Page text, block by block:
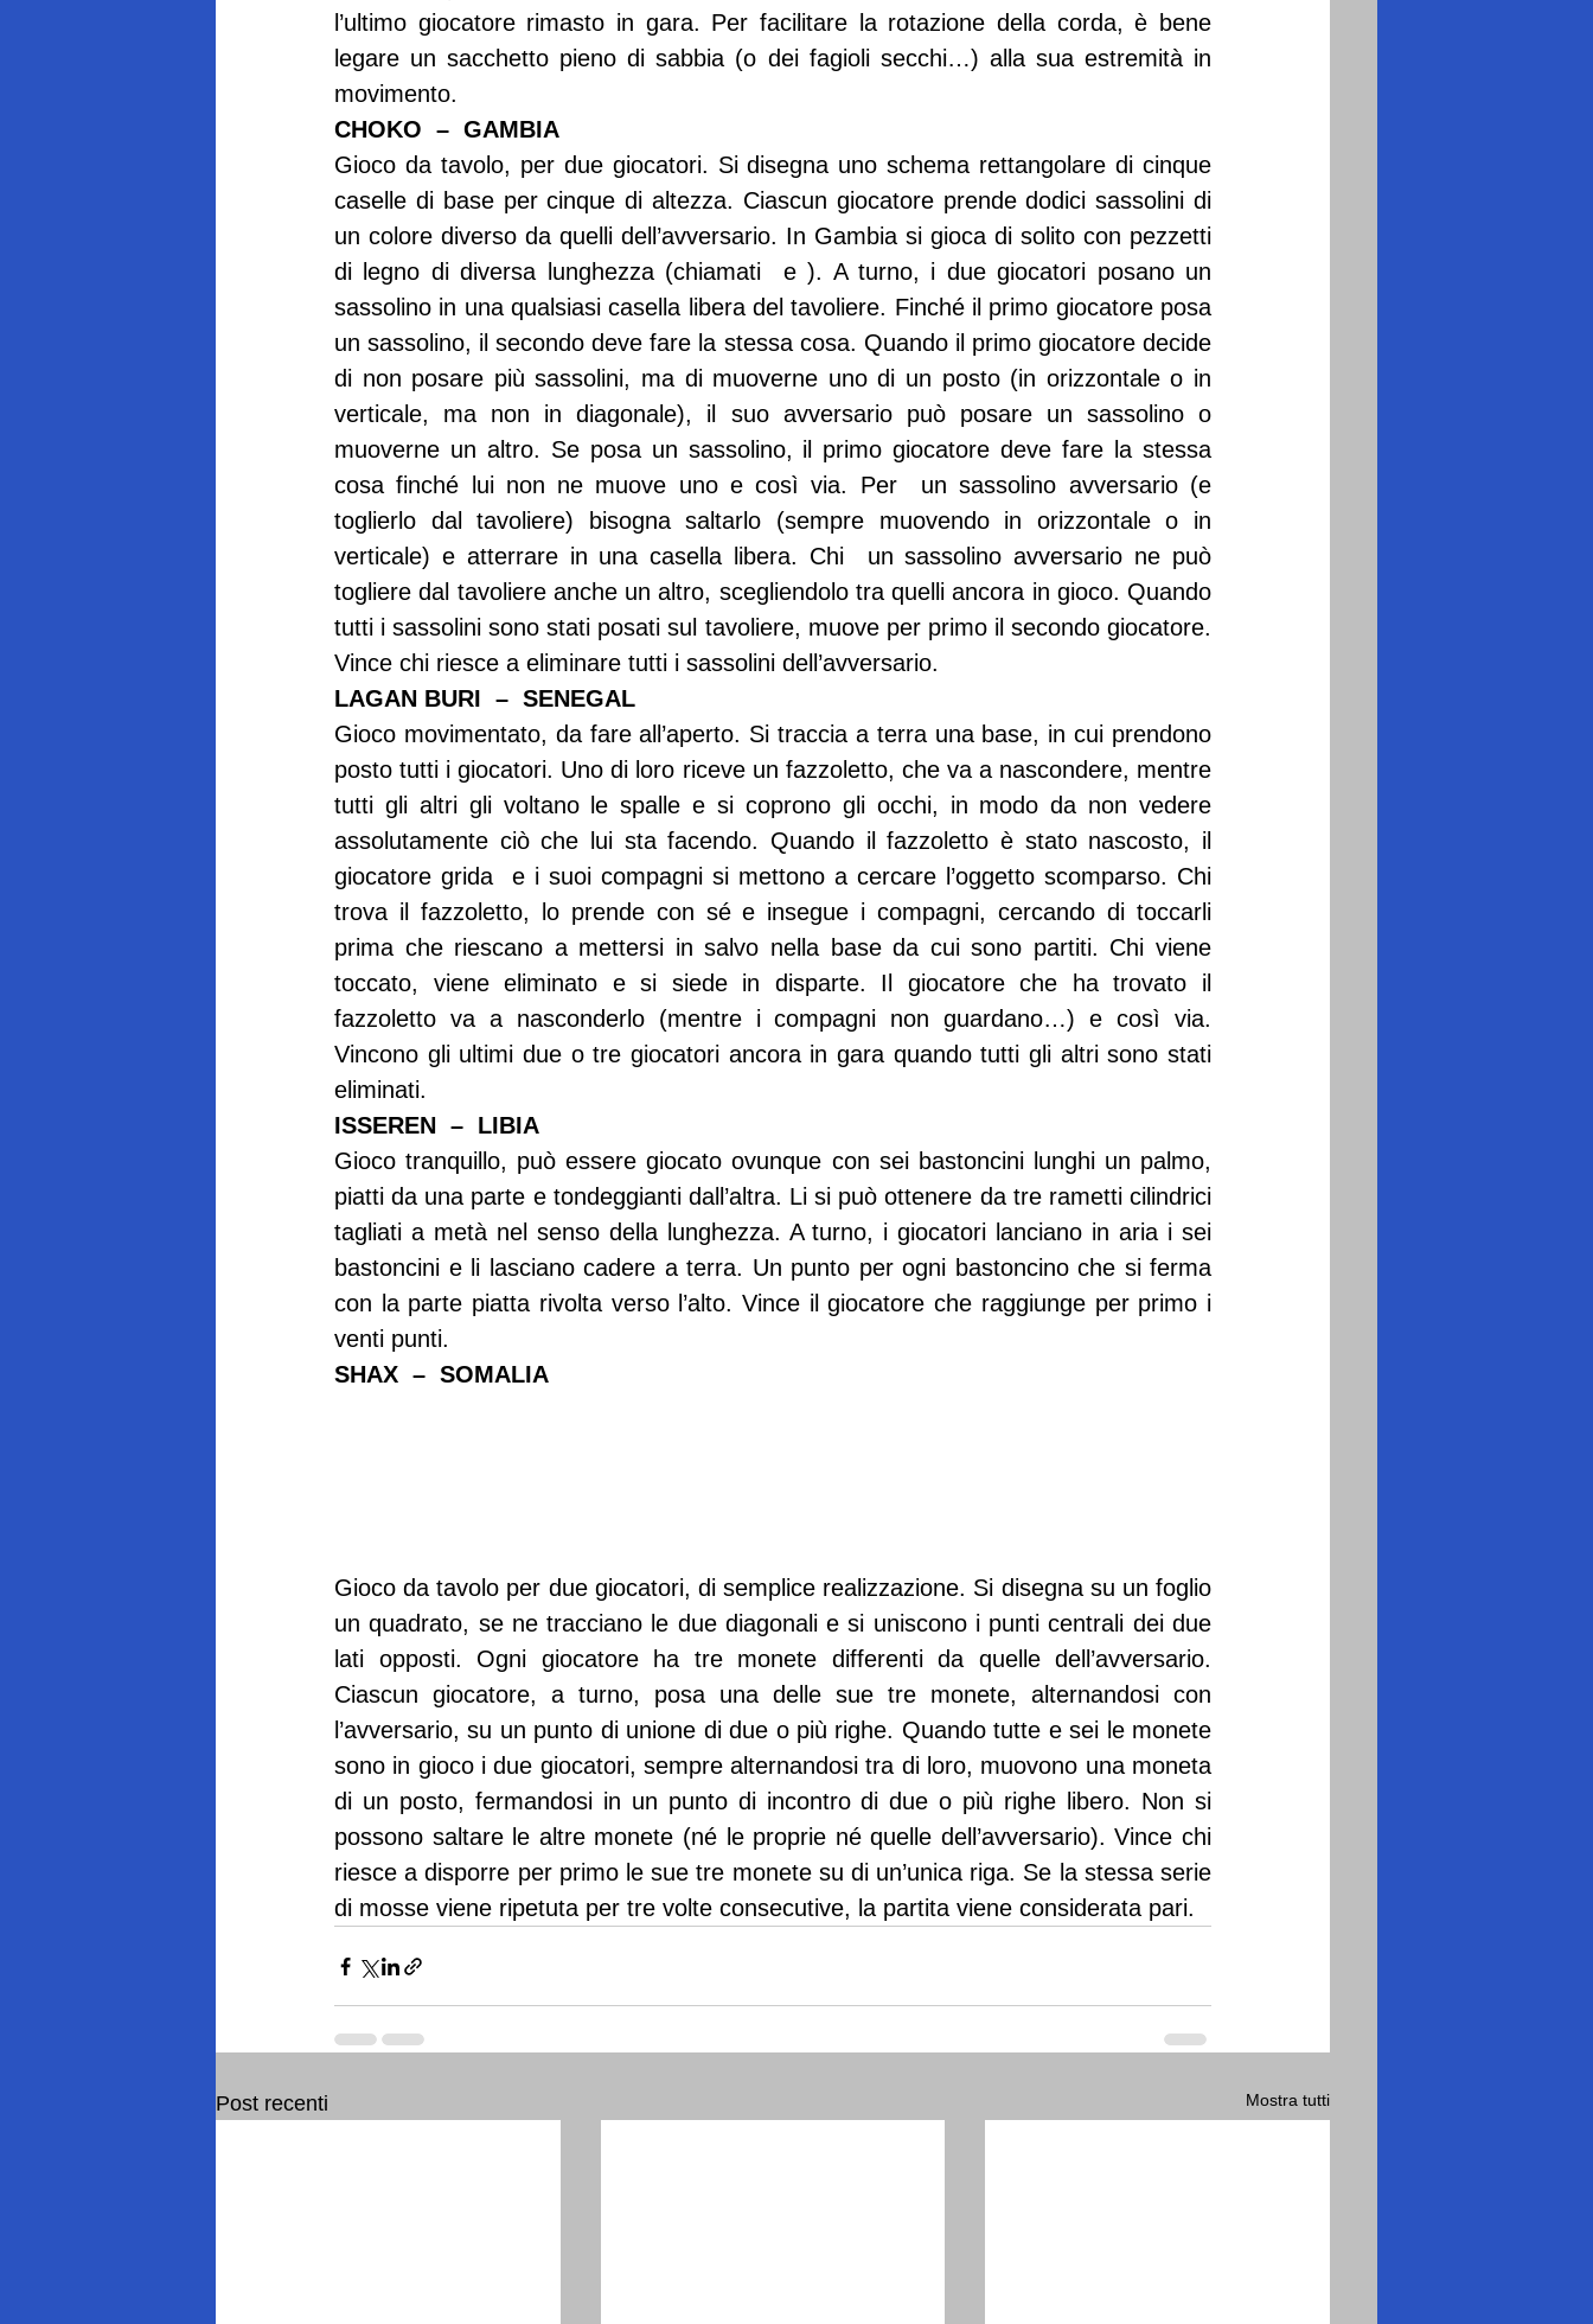
l’ultimo giocatore rimasto in gara. Per facilitare la rotazione della corda, è bene
legare un sacchetto pieno di sabbia (o dei fagioli secchi…) alla sua estremità in
movimento.
CHOKO  –  GAMBIA
Gioco da tavolo, per due giocatori. Si disegna uno schema rettangolare di cinque
caselle di base per cinque di altezza. Ciascun giocatore prende dodici sassolini di
un colore diverso da quelli dell’avversario. In Gambia si gioca di solito con pezzetti
di legno di diversa lunghezza (chiamati
e ). A turno, i due giocatori posano un
sassolino in una qualsiasi casella libera del tavoliere. Finché il primo giocatore posa
un sassolino, il secondo deve fare la stessa cosa. Quando il primo giocatore decide
di non posare più sassolini, ma di muoverne uno di un posto (in orizzontale o in
verticale, ma non in diagonale), il suo avversario può posare un sassolino o
muoverne un altro. Se posa un sassolino, il primo giocatore deve fare la stessa
cosa finché lui non ne muove uno e così via. Per
un sassolino avversario (e
toglierlo dal tavoliere) bisogna saltarlo (sempre muovendo in orizzontale o in
verticale) e atterrare in una casella libera. Chi
un sassolino avversario ne può
togliere dal tavoliere anche un altro, scegliendolo tra quelli ancora in gioco. Quando
tutti i sassolini sono stati posati sul tavoliere, muove per primo il secondo giocatore.
Vince chi riesce a eliminare tutti i sassolini dell’avversario.
LAGAN BURI  –  SENEGAL
Gioco movimentato, da fare all’aperto. Si traccia a terra una base, in cui prendono
posto tutti i giocatori. Uno di loro riceve un fazzoletto, che va a nascondere, mentre
tutti gli altri gli voltano le spalle e si coprono gli occhi, in modo da non vedere
assolutamente ciò che lui sta facendo. Quando il fazzoletto è stato nascosto, il
giocatore grida
e i suoi compagni si mettono a cercare l’oggetto scomparso. Chi
trova il fazzoletto, lo prende con sé e insegue i compagni, cercando di toccarli
prima che riescano a mettersi in salvo nella base da cui sono partiti. Chi viene
toccato, viene eliminato e si siede in disparte. Il giocatore che ha trovato il
fazzoletto va a nasconderlo (mentre i compagni non guardano…) e così via.
Vincono gli ultimi due o tre giocatori ancora in gara quando tutti gli altri sono stati
eliminati.
ISSEREN  –  LIBIA
Gioco tranquillo, può essere giocato ovunque con sei bastoncini lunghi un palmo,
piatti da una parte e tondeggianti dall’altra. Li si può ottenere da tre rametti cilindrici
tagliati a metà nel senso della lunghezza. A turno, i giocatori lanciano in aria i sei
bastoncini e li lasciano cadere a terra. Un punto per ogni bastoncino che si ferma
con la parte piatta rivolta verso l’alto. Vince il giocatore che raggiunge per primo i
venti punti.
SHAX  –  SOMALIA
Gioco da tavolo per due giocatori, di semplice realizzazione. Si disegna su un foglio
un quadrato, se ne tracciano le due diagonali e si uniscono i punti centrali dei due
lati opposti. Ogni giocatore ha tre monete differenti da quelle dell’avversario.
Ciascun giocatore, a turno, posa una delle sue tre monete, alternandosi con
l’avversario, su un punto di unione di due o più righe. Quando tutte e sei le monete
sono in gioco i due giocatori, sempre alternandosi tra di loro, muovono una moneta
di un posto, fermandosi in un punto di incontro di due o più righe libero. Non si
possono saltare le altre monete (né le proprie né quelle dell’avversario). Vince chi
riesce a disporre per primo le sue tre monete su di un’unica riga. Se la stessa serie
di mosse viene ripetuta per tre volte consecutive, la partita viene considerata pari.
Post recenti Mostra tutti